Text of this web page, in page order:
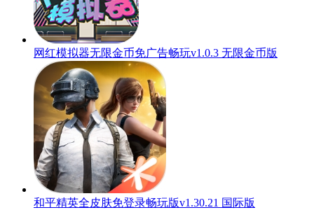
网红模拟器无限金币免广告畅玩v1.0.3 无限金币版
和平精英全皮肤免登录畅玩版v1.30.21 国际版